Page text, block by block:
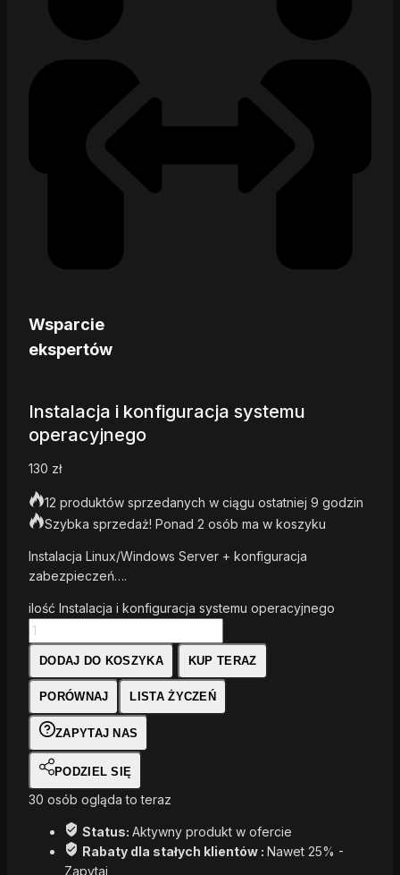
Wsparcie
ekspertów
Instalacja i konfiguracja systemu
operacyjnego
130 zł
12 produktów sprzedanych w ciągu ostatniej 9 godzin
Szybka sprzedaż! Ponad 2 osób ma w koszyku
Instalacja Linux/Windows Server + konfiguracja
zabezpieczeń….
ilość Instalacja i konfiguracja systemu operacyjnego
DODAJ DO KOSZYKA KUP TERAZ
PORÓWNAJ LISTA ŻYCZEŃ
ZAPYTAJ NAS
PODZIEL SIĘ
30 osób ogląda to teraz
Status: Aktywny produkt w ofercie
Rabaty dla stałych klientów : Nawet 25% -
Zapytaj